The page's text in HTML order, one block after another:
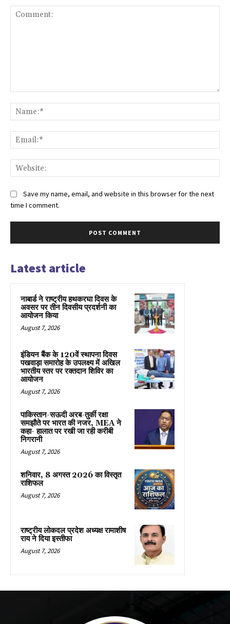
Save my name, email, and website in this browser for the next
time I comment.
Latest article
नाबार्ड ने राष्ट्रीय हथकरघा दिवस के
अवसर पर तीन दिवसीय प्रदर्शनी का
आयोजन किया
August 7, 2026
इंडियन बैंक के 120वें स्थापना दिवस
पखवाड़ा समारोह के उपलक्ष्य में अखिल
भारतीय स्तर पर रक्तदान शिविर का
आयोजन
August 7, 2026
पाकिस्तान-सऊदी अरब-तुर्की रक्षा
समझौते पर भारत की नजर, MEA ने
कहा- हालात पर रखी जा रही करीबी
निगरानी
August 7, 2026
शनिवार, 8 अगस्त 2026 का विस्तृत
राशिफल
August 7, 2026
राष्ट्रीय लोकदल प्रदेश अध्यक्ष रामाशीष
राय ने दिया इस्तीफा
August 7, 2026